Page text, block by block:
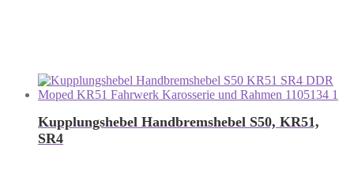
Kupplungshebel Handbremshebel S50, KR51,
SR4